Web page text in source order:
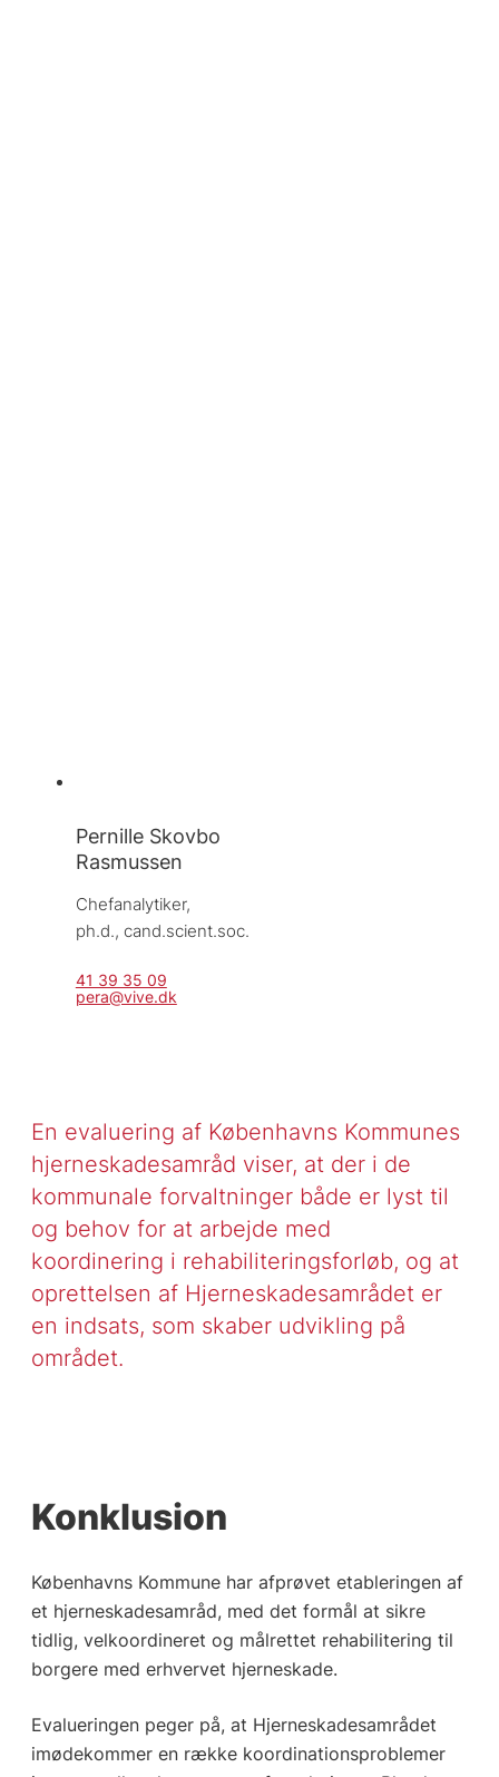
Pernille Skovbo
Rasmussen
Chefanalytiker,
ph.d., cand.scient.soc.
41 39 35 09
pera@vive.dk
En evaluering af Københavns Kommunes
hjerneskadesamråd viser, at der i de
kommunale forvaltninger både er lyst til
og behov for at arbejde med
koordinering i rehabiliteringsforløb, og at
oprettelsen af Hjerneskadesamrådet er
en indsats, som skaber udvikling på
området.
Konklusion
Københavns Kommune har afprøvet etableringen af
et hjerneskadesamråd, med det formål at sikre
tidlig, velkoordineret og målrettet rehabilitering til
borgere med erhvervet hjerneskade.
Evalueringen peger på, at Hjerneskadesamrådet
imødekommer en række koordinationsproblemer